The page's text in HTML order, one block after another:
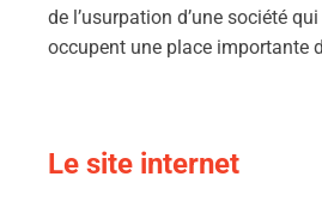
de l’usurpation d’une société
occupent une place importante
Le site internet